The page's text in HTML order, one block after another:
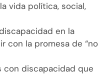
vida política, social,
en la
con la promesa de “no
con discapacidad que